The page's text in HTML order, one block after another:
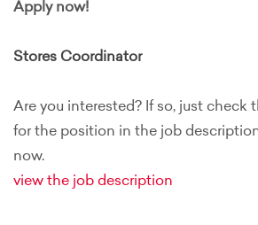
Apply now!
Stores Coordinator
Are you interested? If so, just check
for the position in the job
now.
view the job description